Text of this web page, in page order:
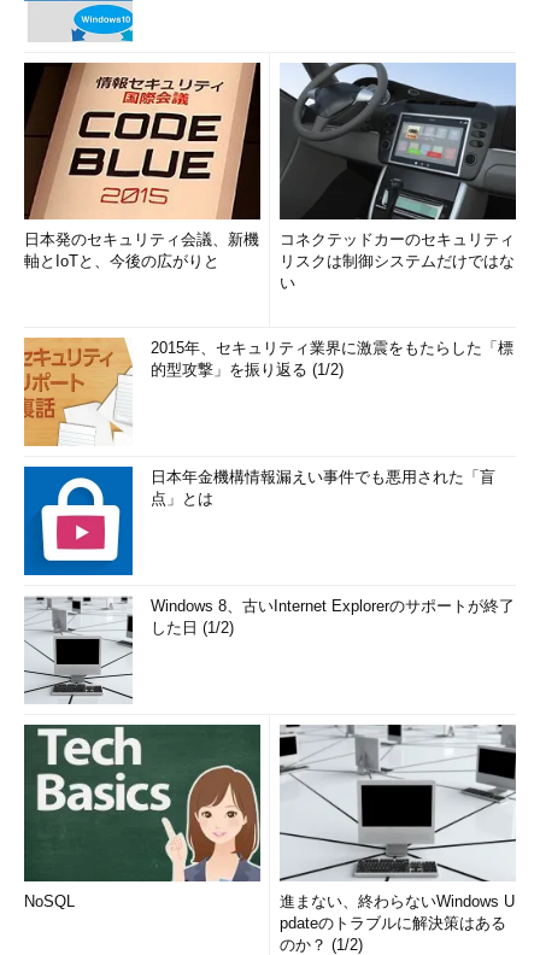
日本発のセキュリティ会議、新機
軸とIoTと、今後の広がりと
コネクテッドカーのセキュリティ
リスクは制御システムだけではな
い
2015年、セキュリティ業界に激震をもたらした「標
的型攻撃」を振り返る (1/2)
日本年金機構情報漏えい事件でも悪用された「盲
点」とは
Windows 8、古いInternet Explorerのサポートが終了
した日 (1/2)
NoSQL
進まない、終わらないWindows U
pdateのトラブルに解決策はある
のか？ (1/2)